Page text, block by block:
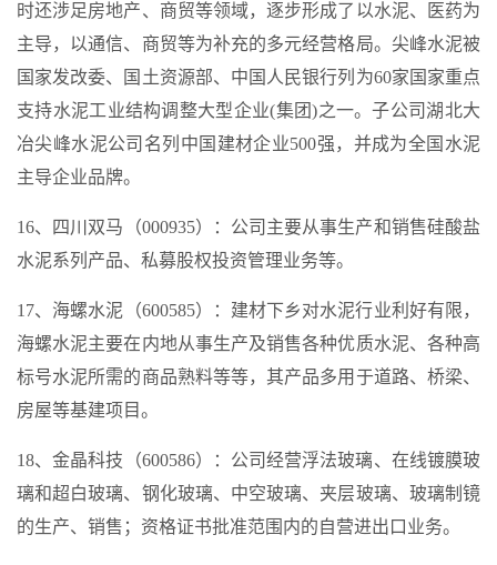
时还涉足房地产、商贸等领域，逐步形成了以水泥、医药为
主导，以通信、商贸等为补充的多元经营格局。尖峰水泥被
国家发改委、国土资源部、中国人民银行列为60家国家重点
支持水泥工业结构调整大型企业(集团)之一。子公司湖北大
冶尖峰水泥公司名列中国建材企业500强，并成为全国水泥
主导企业品牌。
16、四川双马（000935）：公司主要从事生产和销售硅酸盐
水泥系列产品、私募股权投资管理业务等。
17、海螺水泥（600585）：建材下乡对水泥行业利好有限，
海螺水泥主要在内地从事生产及销售各种优质水泥、各种高
标号水泥所需的商品熟料等等，其产品多用于道路、桥梁、
房屋等基建项目。
18、金晶科技（600586）：公司经营浮法玻璃、在线镀膜玻
璃和超白玻璃、钢化玻璃、中空玻璃、夹层玻璃、玻璃制镜
的生产、销售；资格证书批准范围内的自营进出口业务。